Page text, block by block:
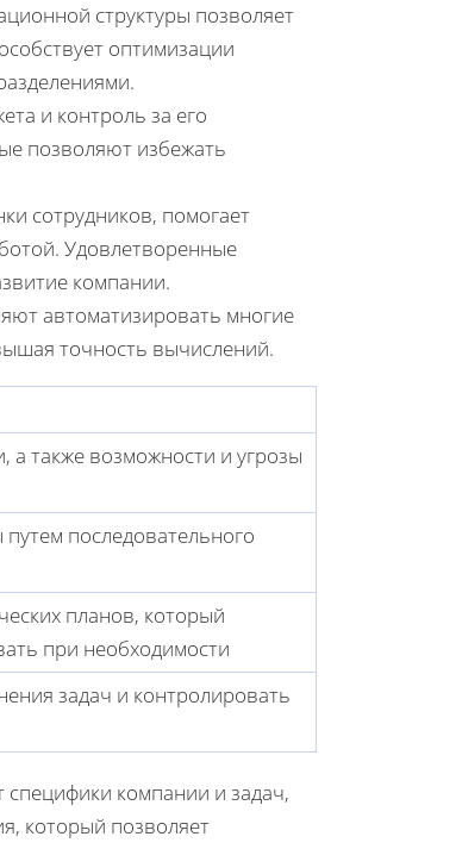
структуры позволяет
оптимизации
и контроль за его
позволяют избежать
сотрудников, помогает
Удовлетворенные
компании.
автоматизировать многие
точность вычислений.
а также возможности и угрозы
последовательного
планов, который
при необходимости
задач и контролировать
компании и задач,
который позволяет